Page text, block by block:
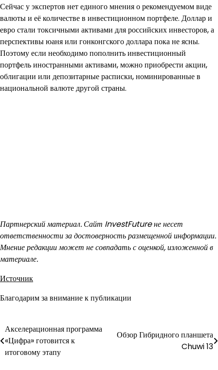
Сейчас у экспертов нет единого мнения о рекомендуемом виде
валюты и её количестве в инвестиционном портфеле. Доллар и
евро стали токсичными активами для российских инвесторов, а
перспективы юаня или гонконгского доллара пока не ясны.
Поэтому если необходимо пополнить инвестиционный
портфель иностранными активами, можно приобрести акции,
облигации или депозитарные расписки, номинированные в
национальной валюте другой страны.
Партнерский материал. Сайт InvestFuture не несет
ответственности за достоверность размещенной информации.
Мнение редакции может не совпадать с оценкой, изложенной в
материале.
Источник
Благодарим за внимание к публикации
Навигация
по
Акселерационная программа
«Цифра» готовится к
итоговому этапу
Обзор Гибридного планшета
Chuwi 13